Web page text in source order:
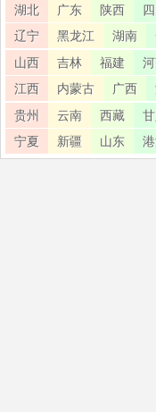
湖北
广东 陕西
辽宁
黑龙江 湖南
山西
吉林 福建
江西
内蒙古 广西
贵州
云南 西藏
宁夏
新疆 山东